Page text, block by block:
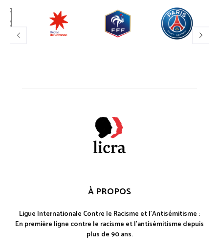
À PROPOS
Ligue Internationale Contre le Racisme et l'Antisémitisme :
En première ligne contre le racisme et l'antisémitisme depuis
plus de 90 ans.